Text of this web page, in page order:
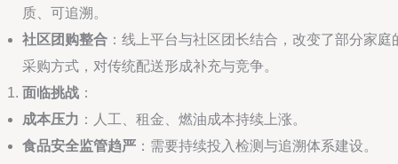
质、可追溯。
社区团购整合 ：线上平台与社区团长结合，改变了部分家庭
采购方式，对传统配送形成补充与竞争。
面临挑战 ：
成本压力 ：人工、租金、燃油成本持续上涨。
食品安全监管趋严 ：需要持续投入检测与追溯体系建设。